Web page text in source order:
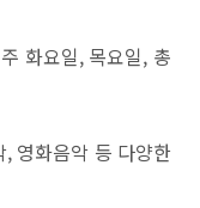
화요일, 목요일, 총
영화음악 등 다양한